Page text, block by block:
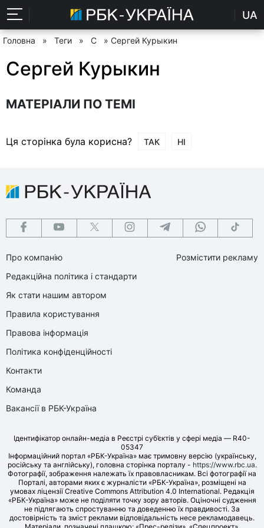
UA
Головна » Теги » С » Сергей Курыкин
Сергей Курыкин
МАТЕРІАЛИ ПО ТЕМІ
Ця сторінка була корисна? ТАК НІ
Про компанію
Редакційна політика і стандарти
Як стати нашим автором
Правила користування
Правова інформація
Політика конфіденційності
Контакти
Команда
Вакансії в РБК-Україна
Розмістити рекламу
Ідентифікатор онлайн-медіа в Реєстрі суб’єктів у сфері медіа — R40-
05347
Інформаційний портал «РБК-Україна» має тримовну версію (українську,
російську та англійську), головна сторінка порталу - https://www.rbc.ua.
Фотографії, зображення належать їх правовласникам. Всі фотографії на
Порталі, авторами яких є журналісти «РБК-Україна», розміщені на
умовах ліцензії Creative Commons Attribution 4.0 International. Редакція
«РБК-Україна» може не поділяти точку зору авторів. Оціночні судження
не підлягають спростуванню та доведенню їх правдивості. За
достовірність та зміст реклами відповідальність несе рекламодавець.